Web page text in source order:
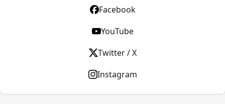
Facebook
YouTube
Twitter / X
Instagram